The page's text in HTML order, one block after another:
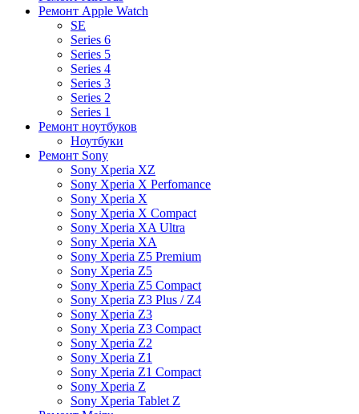
Ремонт Apple Watch
SE
Series 6
Series 5
Series 4
Series 3
Series 2
Series 1
Ремонт ноутбуков
Ноутбуки
Ремонт Sony
Sony Xperia XZ
Sony Xperia X Perfomance
Sony Xperia X
Sony Xperia X Compact
Sony Xperia XA Ultra
Sony Xperia XA
Sony Xperia Z5 Premium
Sony Xperia Z5
Sony Xperia Z5 Compact
Sony Xperia Z3 Plus / Z4
Sony Xperia Z3
Sony Xperia Z3 Compact
Sony Xperia Z2
Sony Xperia Z1
Sony Xperia Z1 Compact
Sony Xperia Z
Sony Xperia Tablet Z